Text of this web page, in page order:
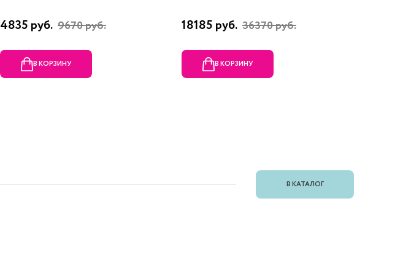
4835 руб. 9670 руб.
В КОРЗИНУ
18185 руб. 36370 руб.
В КОРЗИНУ
В КАТАЛОГ